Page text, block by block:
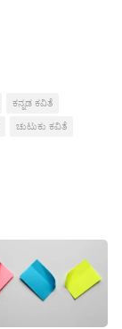
ಕನ್ನಡ ಕವಿತೆ
ಚುಟುಕು ಕವಿತೆ